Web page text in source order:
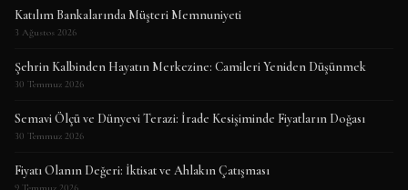
Katılım Bankalarında Müşteri Memnuniyeti
3 Ağustos 2026
Şehrin Kalbinden Hayatın Merkezine: Camileri Yeniden Düşünmek
30 Temmuz 2026
Semavi Ölçü ve Dünyevi Terazi: İrade Kesişiminde Fiyatların Doğası
30 Temmuz 2026
Fiyatı Olanın Değeri: İktisat ve Ahlakın Çatışması
9 Temmuz 2026